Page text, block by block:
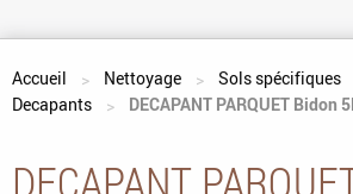
Vous êtes ici
Accueil Nettoyage Sols spécifiques
Decapants
DECAPANT PARQUET Bidon
DECAPANT